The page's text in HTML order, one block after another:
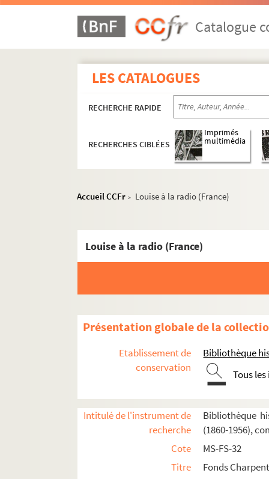
Catalogue
LES CATALOGUES
RECHERCHE RAPIDE
RECHERCHES CIBLÉES
Imprimés
multimédia
Accueil CCFr > Louise à la radio (France)
Louise à la radio (France)
Présentation globale de la
Etablissement de
conservation
Bibliothèque
Tous
Intitulé de l'instrument de
recherche
Bibliothèque
(1860-1956),
Cote
MS-FS-32
Titre
Fonds
Oeuvres de Gustave Charpentier
Cantate du Prix du Rome : Didon (1887)
Poèmes chantés (1895)
Le couronnement de la Muse (1897)
Composition et livret de Louise